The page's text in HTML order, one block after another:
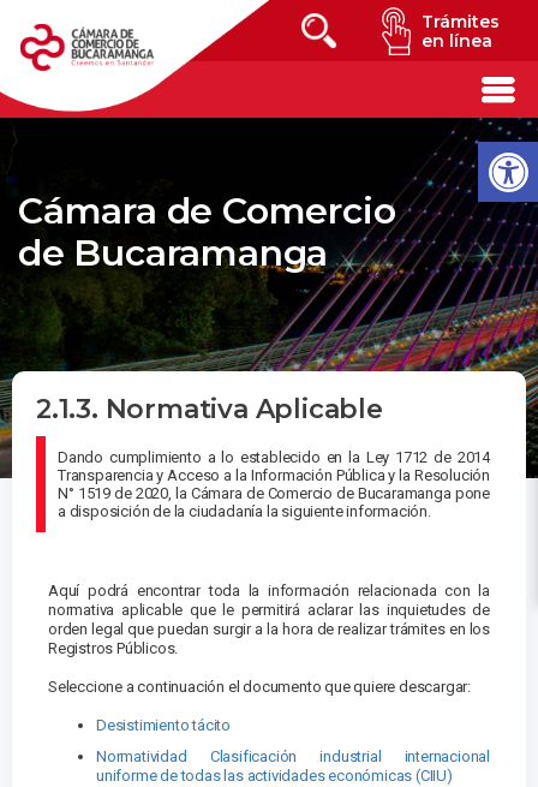
Trámites
en línea
Cámara de Comercio
de Bucaramanga
2.1.3. Normativa Aplicable
Dando cumplimiento a lo establecido en la Ley 1712 de 2014
Transparencia y Acceso a la Información Pública y la Resolución
N° 1519 de 2020, la Cámara de Comercio de Bucaramanga pone
a disposición de la ciudadanía la siguiente información.
Aquí podrá encontrar toda la información relacionada con la
normativa aplicable que le permitirá aclarar las inquietudes de
orden legal que puedan surgir a la hora de realizar trámites en los
Registros Públicos.
Seleccione a continuación el documento que quiere descargar:
Desistimiento tácito
Normatividad Clasificación industrial internacional
uniforme de todas las actividades económicas (CIIU)